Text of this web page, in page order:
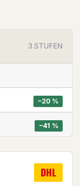
3 STUFEN
−20 %
−41 %
DHL